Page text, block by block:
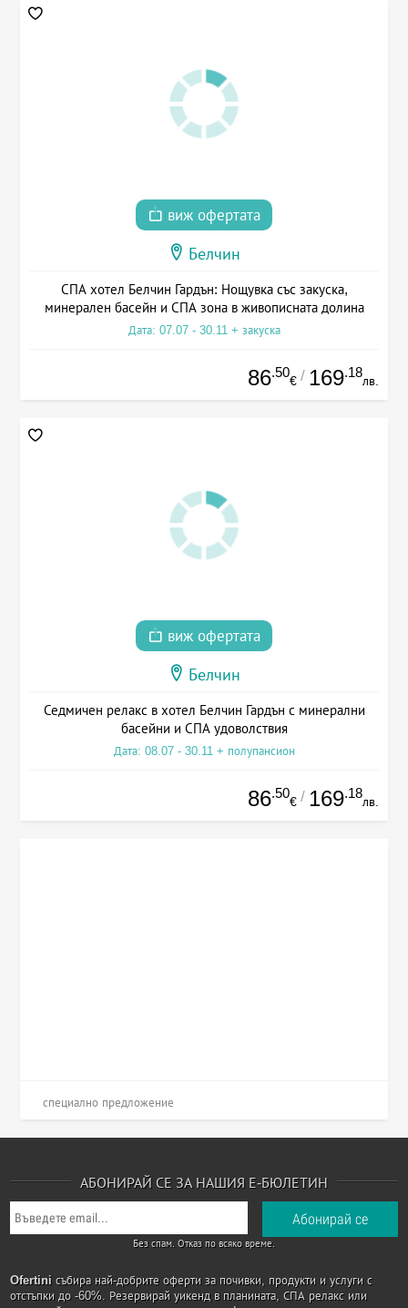
виж офертата
Белчин
СПА хотел Белчин Гардън: Нощувка със закуска,
минерален басейн и СПА зона в живописната долина
Дата: 07.07 - 30.11 + закуска
86.50
€ / 169.18
лв.
виж офертата
Белчин
Седмичен релакс в хотел Белчин Гардън с минерални
басейни и СПА удоволствия
Дата: 08.07 - 30.11 + полупансион
86.50
€ / 169.18
лв.
специално предложение
АБОНИРАЙ СЕ ЗА НАШИЯ Е-БЮЛЕТИН
Без спам. Отказ по всяко време.
Ofertini събира най-добрите оферти за почивки, продукти и услуги с
отстъпки до -60%. Резервирай уикенд в планината, СПА релакс или